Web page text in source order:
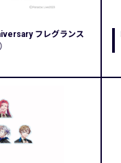
フレグランス